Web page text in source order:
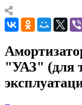
"УАЗ" (для